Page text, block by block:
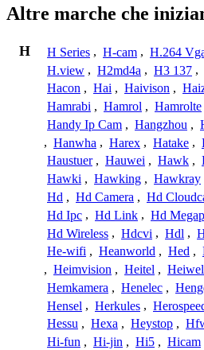
Altre marche che
H H Series , H-cam , H.264
H.view , H2md4a , H3 137 ,
Hacon , Hai , Haivison ,
Hamrabi , Hamrol , Hamrolte
Handy Ip Cam , Hangzhou ,
, Hanwha , Harex , Hatake ,
Haustuer , Hauwei , Hawk ,
Hawki , Hawking , Hawkray
Hd , Hd Camera , Hd
Hd Ipc , Hd Link , Hd
Hd Wireless , Hdcvi , Hdl ,
He-wifi , Heanworld , Hed ,
, Heimvision , Heitel ,
Hemkamera , Henelec ,
Hensel , Herkules ,
Hessu , Hexa , Heystop ,
Hi-fun , Hi-jin , Hi5 , Hicam